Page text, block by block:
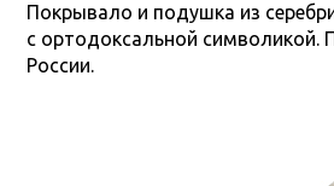
Покрывало и подушка из
с ортодоксальной символикой.
России.